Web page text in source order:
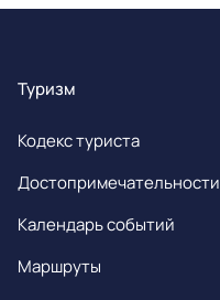
Туризм
Кодекс туриста
Достопримечательности
Календарь событий
Маршруты